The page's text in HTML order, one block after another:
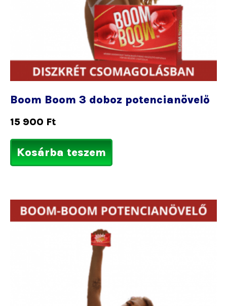
Boom Boom 3 doboz potencianövelő
15 900 Ft
Kosárba teszem